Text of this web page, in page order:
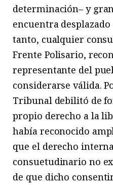
determinación– y
encuentra
tanto, cualquier
Frente Polisario,
representante del
considerarse válida.
Tribunal debilitó de
propio derecho a la
había reconocido
que el derecho
consuetudinario no
de que dicho